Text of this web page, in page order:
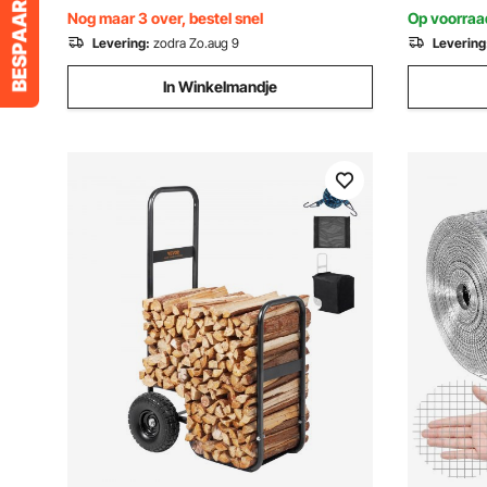
zwembaden, Zwart
Nog maar 3 over, bestel snel
Levering: zodra Zo.aug 9
In Winkelmandje
Kijkhoek
Op